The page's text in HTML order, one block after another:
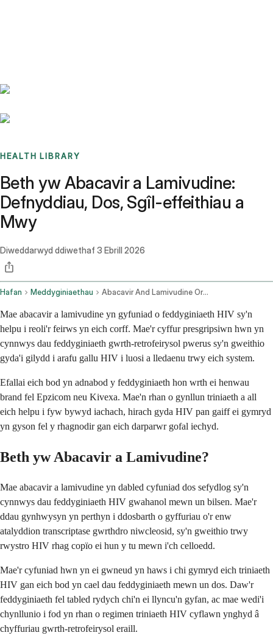
HEALTH LIBRARY
Beth yw Abacavir a Lamivudine:
Defnyddiau, Dos, Sgîl-effeithiau a
Mwy
Diweddarwyd ddiwethaf 3 Ebrill 2026
Hafan Meddyginiaethau Abacavir And Lamivudine Oral Route
Mae abacavir a lamivudine yn gyfuniad o feddyginiaeth HIV sy'n
helpu i reoli'r feirws yn eich corff. Mae'r cyffur presgripsiwn hwn yn
cynnwys dau feddyginiaeth gwrth-retrofeirysol pwerus sy'n gweithio
gyda'i gilydd i arafu gallu HIV i luosi a lledaenu trwy eich system.
Efallai eich bod yn adnabod y feddyginiaeth hon wrth ei henwau
brand fel Epzicom neu Kivexa. Mae'n rhan o gynllun triniaeth a all
eich helpu i fyw bywyd iachach, hirach gyda HIV pan gaiff ei gymryd
yn gyson fel y rhagnodir gan eich darparwr gofal iechyd.
Beth yw Abacavir a Lamivudine?
Mae abacavir a lamivudine yn dabled cyfuniad dos sefydlog sy'n
cynnwys dau feddyginiaeth HIV gwahanol mewn un bilsen. Mae'r
ddau gynhwysyn yn perthyn i ddosbarth o gyffuriau o'r enw
atalyddion transcriptase gwrthdro niwcleosid, sy'n gweithio trwy
rwystro HIV rhag copïo ei hun y tu mewn i'ch celloedd.
Mae'r cyfuniad hwn yn ei gwneud yn haws i chi gymryd eich triniaeth
HIV gan eich bod yn cael dau feddyginiaeth mewn un dos. Daw'r
feddyginiaeth fel tabled rydych chi'n ei llyncu'n gyfan, ac mae wedi'i
chynllunio i fod yn rhan o regimen triniaeth HIV cyflawn ynghyd â
chyffuriau gwrth-retrofeirysol eraill.